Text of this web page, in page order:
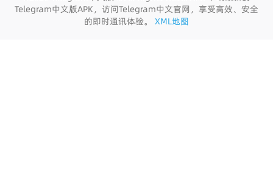
Telegram中文版APK，访问Telegram中文官网，享受高效、安全
的即时通讯体验。 XML地图